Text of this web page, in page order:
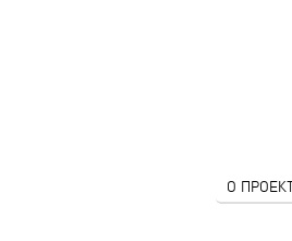
О